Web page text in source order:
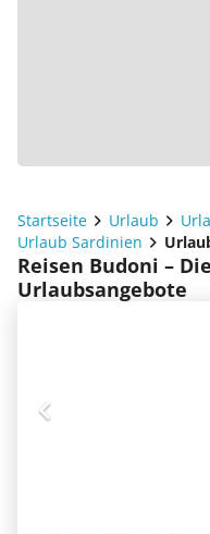
Startseite Urlaub
Urlaub Sardinien
Reisen Budoni –
Urlaubsangebote